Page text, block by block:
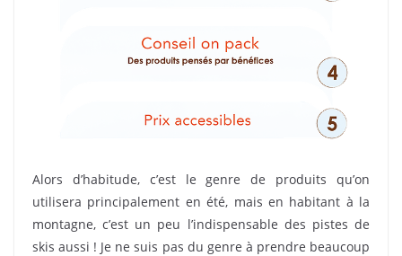
Alors d’habitude, c’est le genre de produits qu’on
utilisera principalement en été, mais en habitant à la
montagne, c’est un peu l’indispensable des pistes de
skis aussi ! Je ne suis pas du genre à prendre beaucoup